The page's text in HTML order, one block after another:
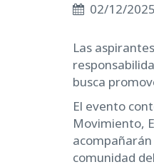
02/12/2025
Las
busca
El evento
Movimiento,
comunidad